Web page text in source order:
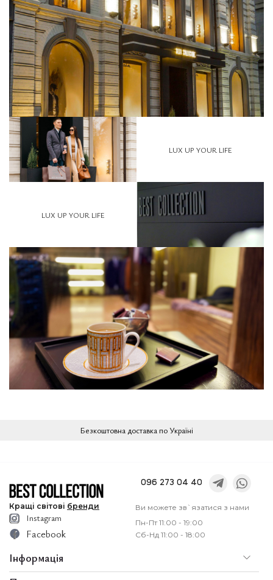
LUX UP YOUR LIFE
LUX UP YOUR LIFE
Безкоштовна доставка по Україні
Кращі світові бренди
096 273 04 40
Ви можете зв`язатися з нами
Пн-Пт 11:00 - 19:00
Сб-Нд 11:00 - 18:00
Інформація
Instagram
Facebook